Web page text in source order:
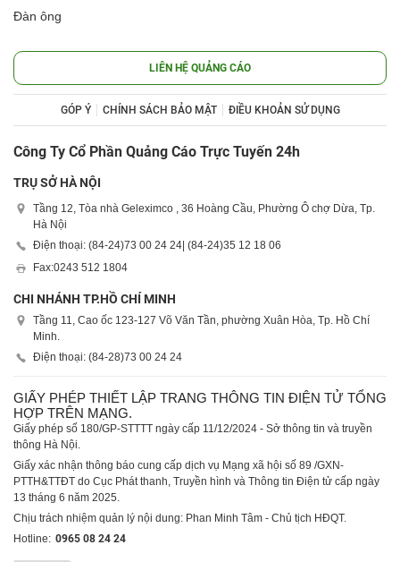
Đàn ông
LIÊN HỆ QUẢNG CÁO
GÓP Ý CHÍNH SÁCH BẢO MẬT ĐIỀU KHOẢN SỬ DỤNG
Công Ty Cổ Phần Quảng Cáo Trực Tuyến 24h
TRỤ SỞ HÀ NỘI
Tầng 12, Tòa nhà Geleximco , 36 Hoàng Cầu, Phường Ô chợ Dừa, Tp.
Hà Nội
Điện thoại: (84-24)73 00 24 24 | (84-24)35 12 18 06
Fax:0243 512 1804
CHI NHÁNH TP.HỒ CHÍ MINH
Tầng 11, Cao ốc 123-127 Võ Văn Tần, phường Xuân Hòa, Tp. Hồ Chí
Minh.
Điện thoại: (84-28)73 00 24 24
GIẤY PHÉP THIẾT LẬP TRANG THÔNG TIN ĐIỆN TỬ TỔNG
HỢP TRÊN MẠNG.
Giấy phép số 180/GP-STTTT ngày cấp 11/12/2024 - Sở thông tin và truyền
thông Hà Nội.
Giấy xác nhận thông báo cung cấp dịch vụ Mạng xã hội số 89 /GXN-
PTTH&TTĐT do Cục Phát thanh, Truyền hình và Thông tin Điện tử cấp ngày
13 tháng 6 năm 2025.
Chịu trách nhiệm quản lý nội dung: Phan Minh Tâm - Chủ tịch HĐQT.
Hotline: 0965 08 24 24